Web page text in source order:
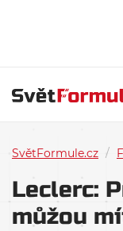
SvětFormule.cz /
Leclerc:
můžou